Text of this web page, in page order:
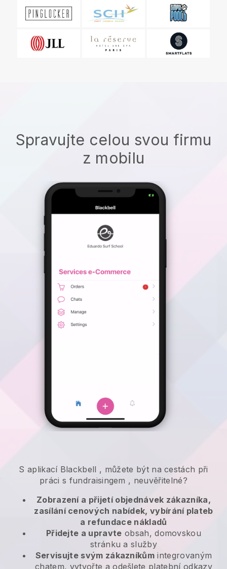
Spravujte celou svou firmu
z mobilu
S aplikací Blackbell , můžete být na cestách při
práci s fundraisingem , neuvěřitelné?
Zobrazení a přijetí objednávek zákazníka,
zasílání cenových nabídek, vybírání plateb
a refundace nákladů
Přidejte a upravte obsah, domovskou
stránku a služby
Servisujte svým zákazníkům integrovaným
chatem, vytvořte a odešlete platební odkazy